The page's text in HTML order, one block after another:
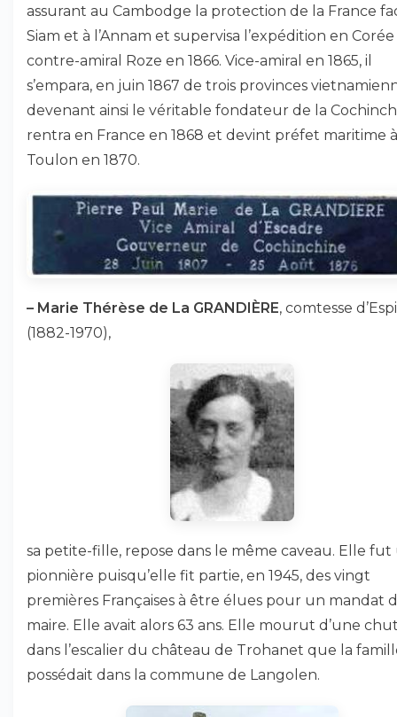
assurant au Cambodge la protection de la France
Siam et à l’Annam et supervisa l’expédition en
contre-amiral Roze en 1866. Vice-amiral en 1865, il
s’empara, en juin 1867 de trois provinces
devenant ainsi le véritable fondateur de la
rentra en France en 1868 et devint préfet maritime à
Toulon en 1870.
– Marie Thérèse de La GRANDIÈRE, comtesse
(1882-1970),
sa petite-fille, repose dans le même caveau. Elle fut
pionnière puisqu’elle fit partie, en 1945, des vingt
premières Françaises à être élues pour un mandat
maire. Elle avait alors 63 ans. Elle mourut d’une
dans l’escalier du château de Trohanet que la
possédait dans la commune de Langolen.